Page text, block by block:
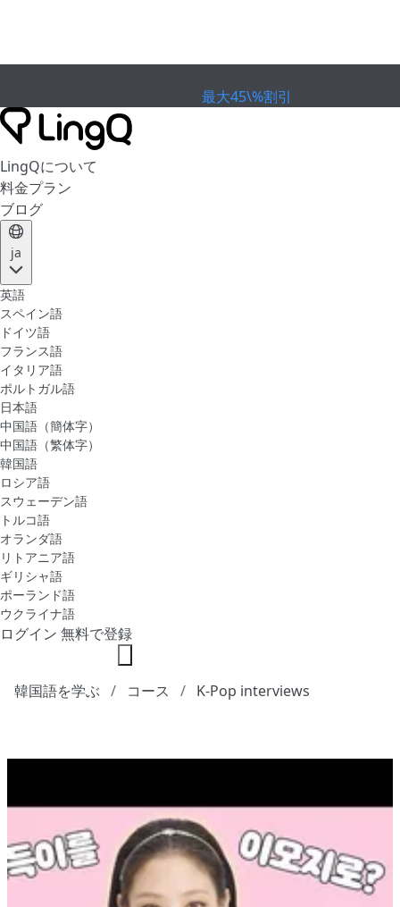
最大45\%割引
LingQについて
料金プラン
ブログ
ja
英語
スペイン語
ドイツ語
フランス語
イタリア語
ポルトガル語
日本語
中国語（簡体字）
中国語（繁体字）
韓国語
ロシア語
スウェーデン語
トルコ語
オランダ語
リトアニア語
ギリシャ語
ポーランド語
ウクライナ語
ログイン 無料で登録
韓国語を学ぶ コース K-Pop interviews